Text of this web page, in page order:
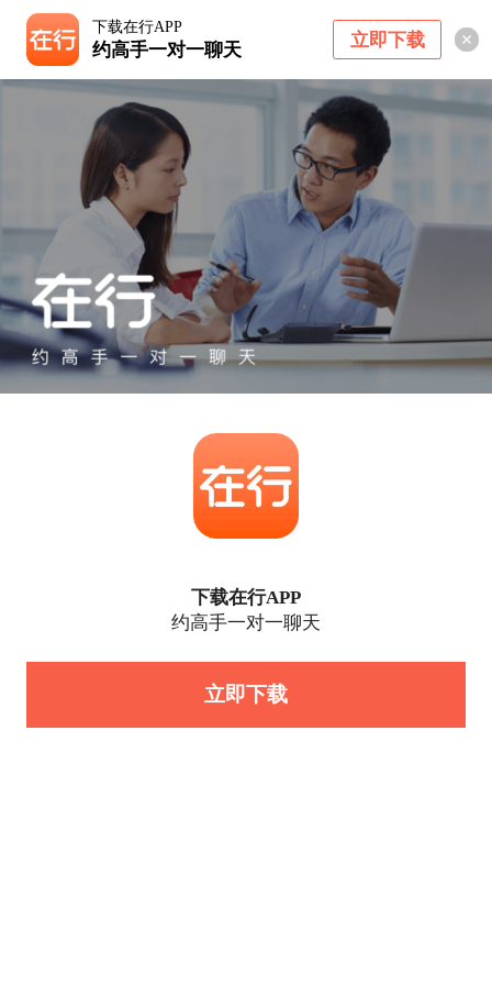
下载在行APP
约高手一对一聊天 立即下载
下载在行APP
约高手一对一聊天
立即下载